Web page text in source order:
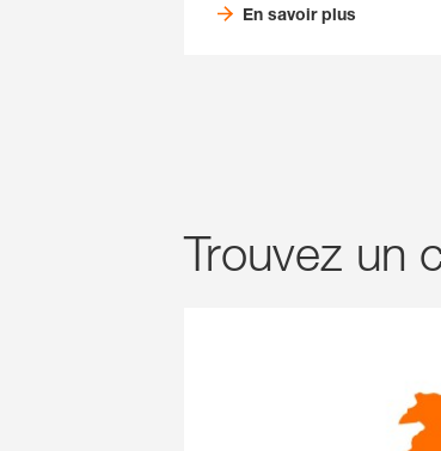
En savoir plus
Trouvez un